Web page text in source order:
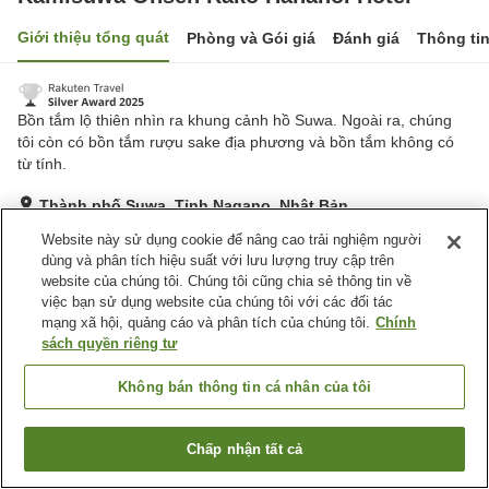
Giới thiệu tổng quát Phòng và Gói giá Đánh giá Thông
Bồn tắm lộ thiên nhìn ra khung cảnh hồ Suwa. Ngoài ra, chúng
tôi còn có bồn tắm rượu sake địa phương và bồn tắm không có
từ tính.
Thành phố Suwa, Tỉnh Nagano, Nhật Bản
Rất tốt Đánh giá:1,405lượt
Tiện nghi chỗ nghỉ
Máy bán hàng tự động
Kamisuwa Onsen Rako Hananoi Hotel
Tìm phòng trống
Website này sử dụng cookie để nâng cao trải nghiệm người
dùng và phân tích hiệu suất với lưu lượng truy cập trên
website của chúng tôi. Chúng tôi cũng chia sẻ thông tin về
việc bạn sử dụng website của chúng tôi với các đối tác
mạng xã hội, quảng cáo và phân tích của chúng tôi. Chính
sách quyền riêng tư
Không bán thông tin cá nhân của tôi
Chấp nhận tất cả